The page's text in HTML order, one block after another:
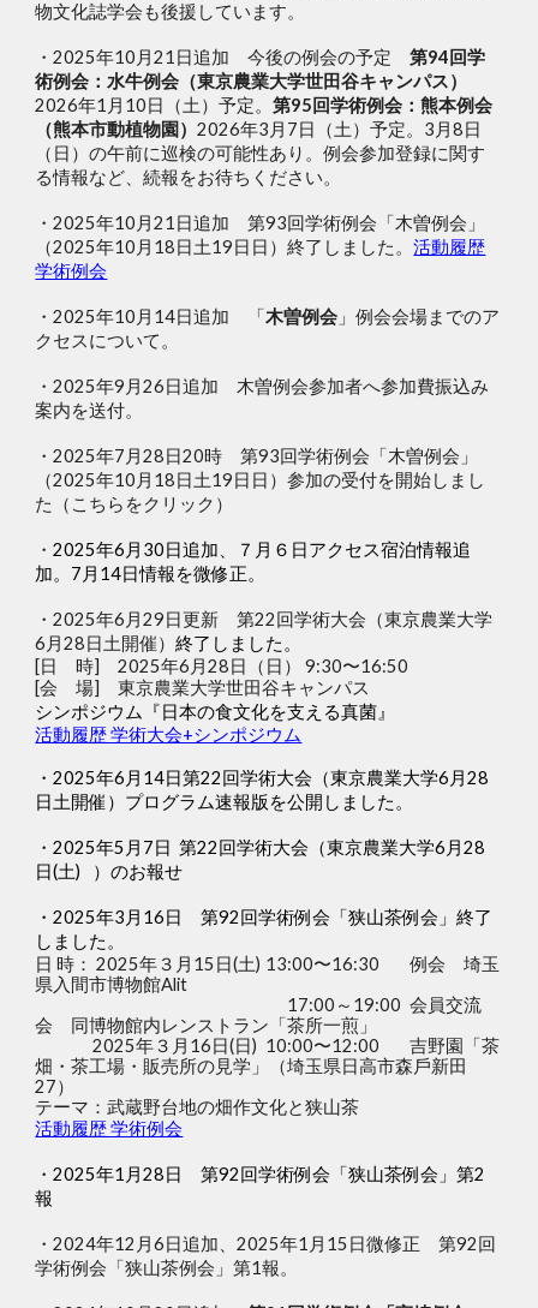
物文化誌学会も後援しています。
・2025年10月21日追加今後の例会の予定第94回学
術例会：水牛例会（東京農業大学世田谷キャンパス）
2026年1月10日（土）予定。第95回学術例会：熊本例会
（熊本市動植物園）2026年3月7日（土）予定。3月8日
（日）の午前に巡検の可能性あり。例会参加登録に関す
る情報など、続報をお待ちください。
・2025年10月21 日追加
第93回学術例会「木曽例会」
（2025年10月18日土19日日）終了しました。活動履歴
学術例会
・2025年10月14日追加 「木曽例会 」例会会場までのア
クセスについて。
・2025年9月26日追加 木曽例会参加者へ参加費振込み
案内を送付。
・2025年7月28日20時 第93回学術例会「木曽例会」
（2025年10月18日土19日日）参加の受付を開始しまし
た（こちらをクリック）
・2025年6月30日追加、７月６日アクセス宿泊情報追
加。7月14日情報を微修正。
・2025年6月29日更新
第22回学術大会（東京農業大学
6月28日土開催）終了しました。
[日 時] 2025年6月28日（日）9:30〜16:50
[会 場] 東京農業大学世田谷キャンパス
シンポジウム『日本の食文化を支える真菌』
活動履歴 学術大会+シンポジウム
・2025年6月14日第22回学術大会（東京農業大学6月28
日土開催）プログラム速報版を公開しました。
・2025年5月7日 第22回学術大会（東京農業大学6月28
日(土)
）のお報せ
・2025年3 月 16日 第92回学術例会「狭山茶例会」終了
しました。
日 時： 2025年３月15日(土) 13:00〜16:30
例会 埼玉
県入間市博物館Alit
17:00～19:00 会員交流
会 同博物館内レンストラン「茶所一煎」
2025年３月16日(日) 10:00〜12:00
吉野園「茶
畑・茶工場・販売所の見学」（埼⽟県⽇⾼市森⼾新⽥
27）
テーマ：武蔵野台地の畑作文化と狭山茶
活動履歴 学術例会
・2025年1月28日 第92回学術例会「狭山茶例会」第2
報
・2024年12月6日追加、2025年1月15日微修正第92回
学術例会「狭山茶例会」第1報。